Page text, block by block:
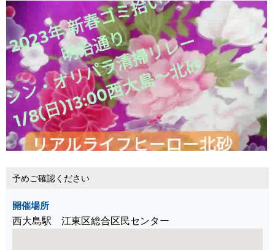
予めご確認ください
開催場所
西大島駅 江東区総合区民センター